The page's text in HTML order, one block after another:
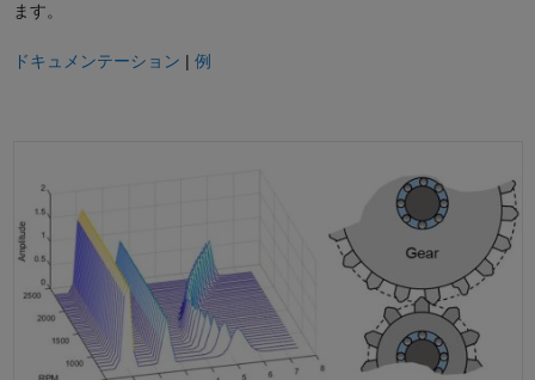
ます。
ドキュメンテーション | 例